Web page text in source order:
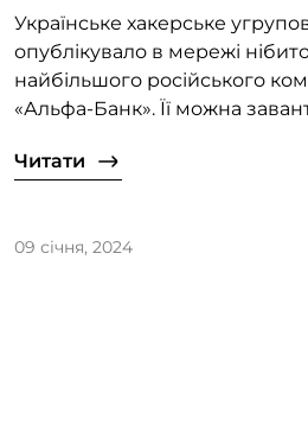
Українське хакерське
опублікувало в мережі
найбільшого російського
«Альфа-Банк». Її можна
Читати
09 січня, 2024